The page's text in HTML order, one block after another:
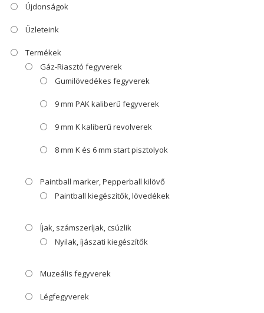
Újdonságok
Üzleteink
Termékek
Gáz-Riasztó fegyverek
Gumilövedékes fegyverek
9 mm PAK kaliberű fegyverek
9 mm K kaliberű revolverek
8 mm K és 6 mm start pisztolyok
Paintball marker, Pepperball kilövő
Paintball kiegészítők, lövedékek
Íjak, számszeríjak, csúzlik
Nyilak, íjászati kiegészítők
Muzeális fegyverek
Légfegyverek